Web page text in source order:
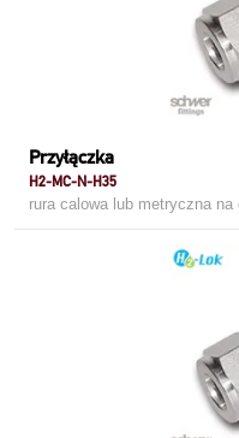
Przyłączka
H2-MC-N-H35
rura calowa lub metryczna na